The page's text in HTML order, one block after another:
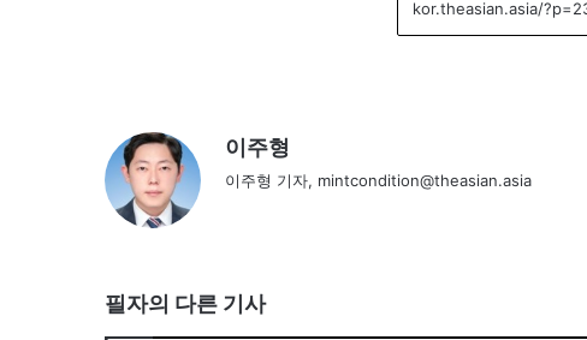
이주형
이주형 기자, mintcondition@theasian.asia
필자의 다른 기사